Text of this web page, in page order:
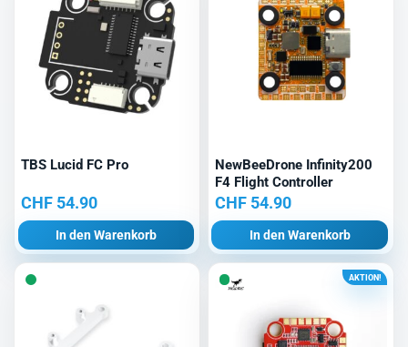
TBS Lucid FC Pro
CHF 54.90
In den Warenkorb
NewBeeDrone Infinity200
F4 Flight Controller
CHF54.90
In den Warenkorb
AKTION!